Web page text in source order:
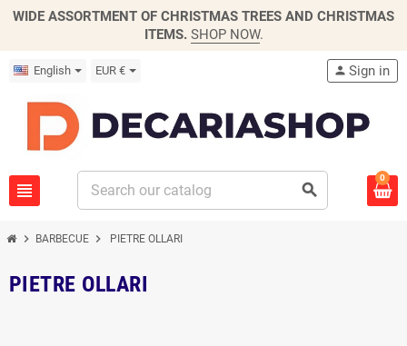
WIDE ASSORTMENT OF CHRISTMAS TREES AND CHRISTMAS
ITEMS. SHOP NOW.
English EUR €
view_headline search
person Sign in
0
chevron_right BARBECUE chevron_right PIETRE OLLARI
PIETRE OLLARI